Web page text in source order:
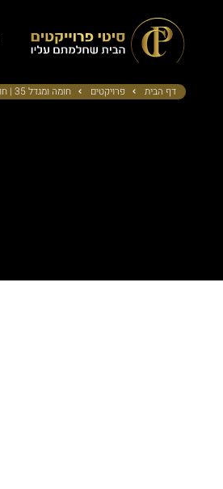
דף הבית פרויקטים חומה ומגדל 35 | חולון